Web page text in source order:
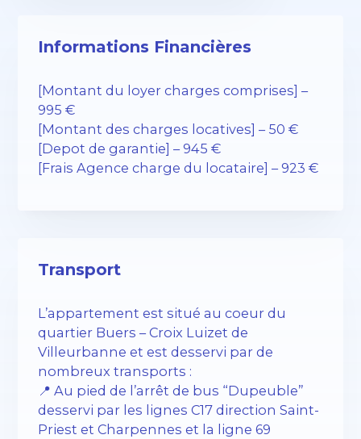
Informations Financières
[Montant du loyer charges comprises] –
995 €
[Montant des charges locatives] – 50 €
[Depot de garantie] – 945 €
[Frais Agence charge du locataire] – 923 €
Transport
L’appartement est situé au coeur du
quartier Buers – Croix Luizet de
Villeurbanne et est desservi par de
nombreux transports :
📍 Au pied de l’arrêt de bus “Dupeuble”
desservi par les lignes C17 direction Saint-
Priest et Charpennes et la ligne 69